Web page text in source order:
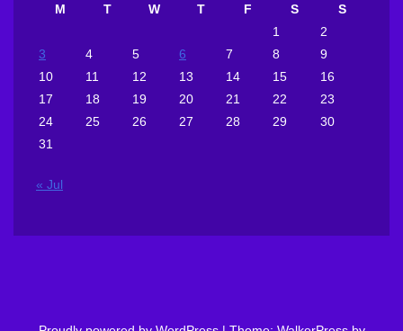
M
T W T F S
S
1
2
3
4 5 6 7 8
9
10
11 12 13 14 15
16
17
18 19 20 21 22
23
24
25 26 27 28 29
30
31
« Jul